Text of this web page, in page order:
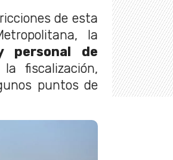
de esta
la
personal de
fiscalización,
puntos de